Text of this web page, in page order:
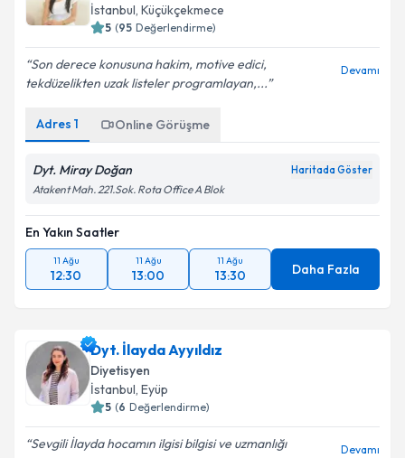
İstanbul, Küçükçekmece
5 (95 Değerlendirme)
Son derece konusuna hakim, motive edici,
tekdüzelikten uzak listeler programlayan,...
Devamı
Adres 1 Online Görüşme
Dyt. Miray Doğan Haritada Göster
Atakent Mah. 221.Sok. Rota Office A Blok
En Yakın Saatler
11 Ağu
12:30
11 Ağu
13:00
11 Ağu
13:30 Daha Fazla
Dyt. İlayda Ayyıldız
Diyetisyen
İstanbul, Eyüp
5 (6 Değerlendirme)
Sevgili İlayda hocamın ilgisi bilgisi ve uzmanlığı
Devamı